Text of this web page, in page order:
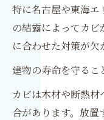
特に名古屋や東海
の結露によってカ
に合わせた対策が欠
建物の寿命を守るこ
カビは木材や断熱
合があります。放